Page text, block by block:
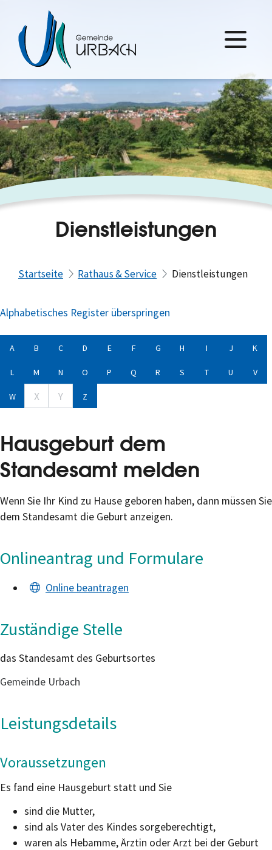
Dienstleistungen
Startseite Rathaus & Service Dienstleistungen
Alphabetisches Register überspringen
A B C D E F G H I J K
L M N O P Q R S T U V
W X Y Z
Hausgeburt dem
Standesamt melden
Wenn Sie Ihr Kind zu Hause geboren haben, dann müssen Sie
dem Standesamt die Geburt anzeigen.
Onlineantrag und Formulare
Online beantragen
Zuständige Stelle
das Standesamt des Geburtsortes
Gemeinde Urbach
Leistungsdetails
Voraussetzungen
Es fand eine Hausgeburt statt und Sie
sind die Mutter,
sind als Vater des Kindes sorgeberechtigt,
waren als Hebamme, Ärztin oder Arzt bei der Geburt